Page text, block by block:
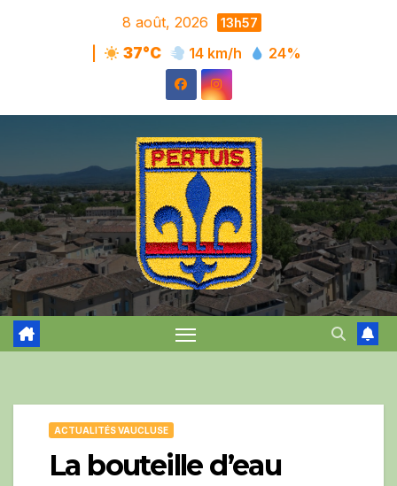
8 août, 2026 13h57
37°C 14 km/h 24%
ACTUALITÉS VAUCLUSE
La bouteille d’eau